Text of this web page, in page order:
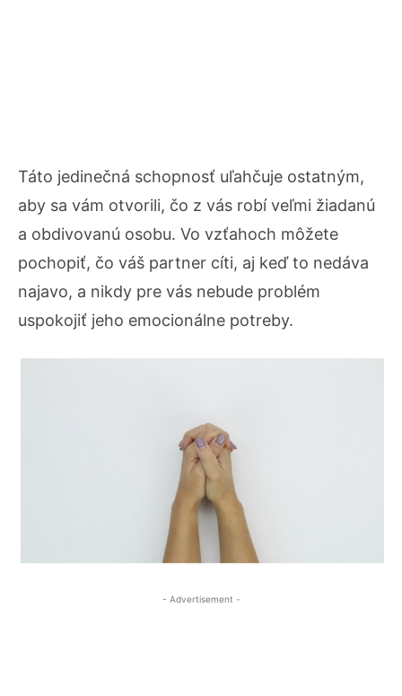
Táto jedinečná schopnosť uľahčuje ostatným,
aby sa vám otvorili, čo z vás robí veľmi žiadanú
a obdivovanú osobu. Vo vzťahoch môžete
pochopiť, čo váš partner cíti, aj keď to nedáva
najavo, a nikdy pre vás nebude problém
uspokojiť jeho emocionálne potreby.
- Advertisement -